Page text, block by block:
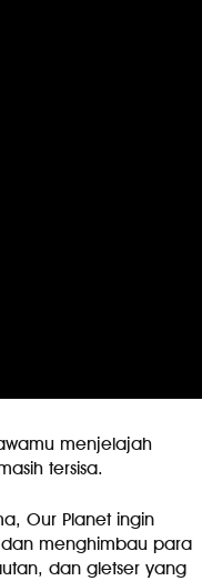
menjelajah
tersisa.
Our Planet ingin
menghimbau para
dan gletser yang